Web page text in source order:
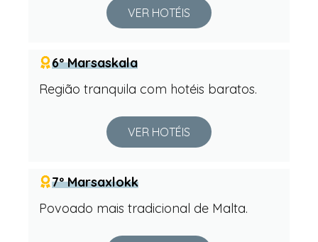
VER HOTÉIS
6º Marsaskala
Região tranquila com hotéis baratos.
VER HOTÉIS
7º Marsaxlokk
Povoado mais tradicional de Malta.